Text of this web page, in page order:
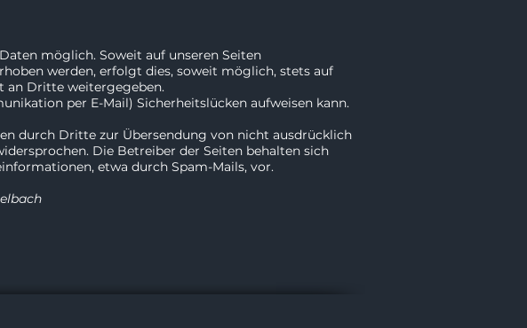
möglich. Soweit auf unseren Seiten
werden, erfolgt dies, soweit möglich, stets auf
an Dritte weitergegeben.
per E-Mail) Sicherheitslücken aufweisen kann.
durch Dritte zur Übersendung von nicht ausdrücklich
Die Betreiber der Seiten behalten sich
etwa durch Spam-Mails, vor.